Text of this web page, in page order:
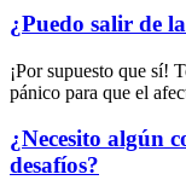
¿Puedo salir de
¡Por supuesto que sí!
pánico para que el
¿Necesito algún
desafíos?